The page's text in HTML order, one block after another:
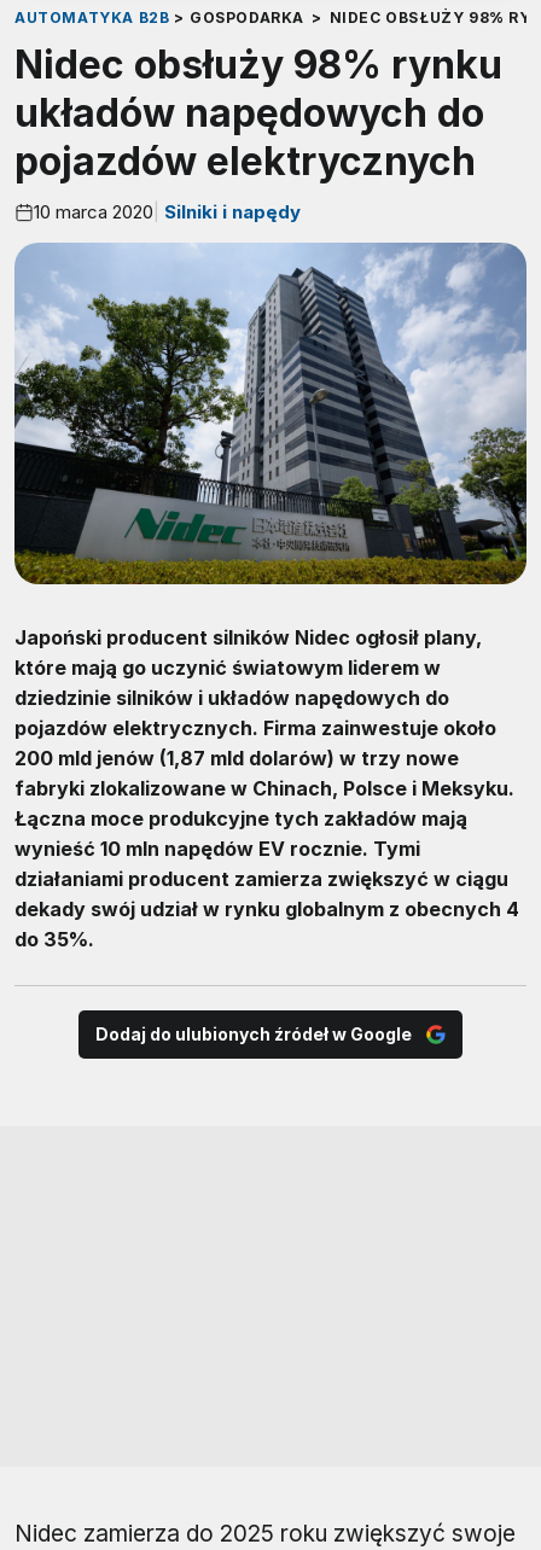
AUTOMATYKA B2B > GOSPODARKA > NIDEC OBSŁUŻY 98%
Nidec obsłuży 98% rynku
układów napędowych do
pojazdów elektrycznych
10 marca 2020 Silniki i napędy
Japoński producent silników Nidec ogłosił plany,
które mają go uczynić światowym liderem w
dziedzinie silników i układów napędowych do
pojazdów elektrycznych. Firma zainwestuje około
200 mld jenów (1,87 mld dolarów) w trzy nowe
fabryki zlokalizowane w Chinach, Polsce i Meksyku.
Łączna moce produkcyjne tych zakładów mają
wynieść 10 mln napędów EV rocznie. Tymi
działaniami producent zamierza zwiększyć w ciągu
dekady swój udział w rynku globalnym z obecnych 4
do 35%.
Dodaj do ulubionych źródeł w Google
Nidec zamierza do 2025 roku zwiększyć swoje